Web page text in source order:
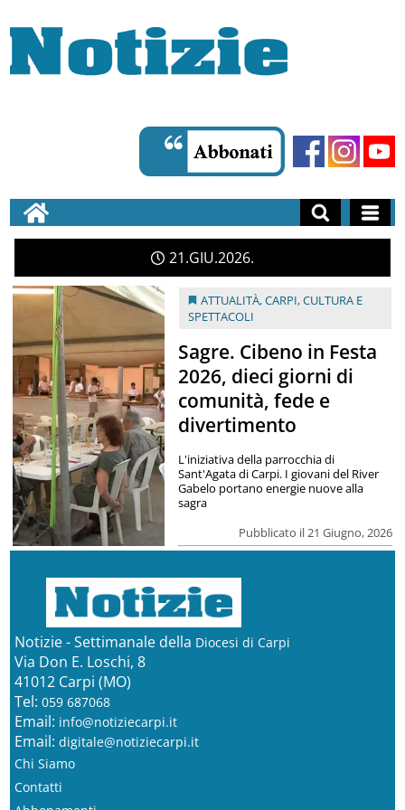
21 GIU 2026
ATTUALITÀ,CARPI,CULTURA E
SPETTACOLI
Sagre. Cibeno in Festa
2026, dieci giorni di
comunità, fede e
divertimento
Pubblicato il 21 Giugno, 2026
L'iniziativa della parrocchia di
Sant'Agata di Carpi. I giovani del River
Gabelo portano energie nuove alla
sagra
Notizie - Settimanale della Diocesi di Carpi
Via Don E. Loschi, 8
41012 Carpi (MO)
Tel: 059 687068
Email: info@notiziecarpi.it
Email: digitale@notiziecarpi.it
Chi Siamo
Contatti